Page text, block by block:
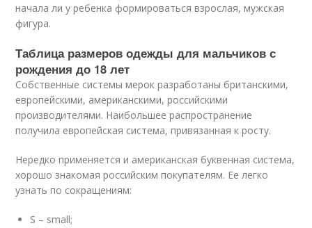
начала ли у ребенка формироваться взрослая, мужская
фигура.
Таблица размеров одежды для мальчиков с
рождения до 18 лет
Собственные системы мерок разработаны британскими,
европейскими, американскими, российскими
производителями. Наибольшее распространение
получила европейская система, привязанная к росту.
Нередко применяется и американская буквенная система,
хорошо знакомая российским покупателям. Ее легко
узнать по сокращениям:
S – small;